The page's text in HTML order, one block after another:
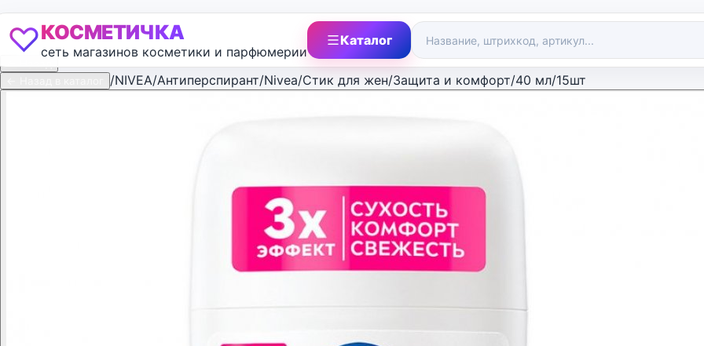
♡КОСМЕТИЧКА
сеть магазинов косметики и парфюмерии
Каталог
/NIVEA/Антиперспирант/Nivea/Стик для жен/Защита и комфорт/40 мл/15шт